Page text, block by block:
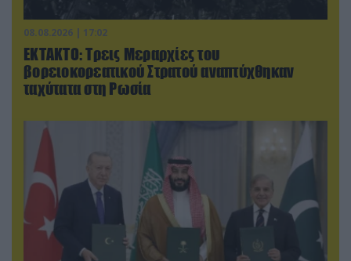
08.08.2026 | 17:02
ΕΚΤΑΚΤΟ: Τρεις Μεραρχίες του
βορειοκορεατικού Στρατού αναπτύχθηκαν
ταχύτατα στη Ρωσία